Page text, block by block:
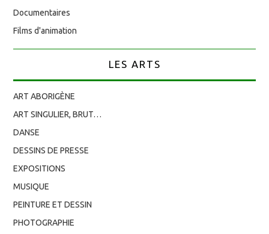
Documentaires
Films d'animation
LES ARTS
ART ABORIGÈNE
ART SINGULIER, BRUT…
DANSE
DESSINS DE PRESSE
EXPOSITIONS
MUSIQUE
PEINTURE ET DESSIN
PHOTOGRAPHIE